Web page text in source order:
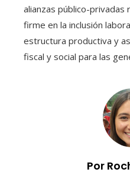
alianzas público-privadas
firme en la inclusión
estructura productiva y
fiscal y social para las
Por